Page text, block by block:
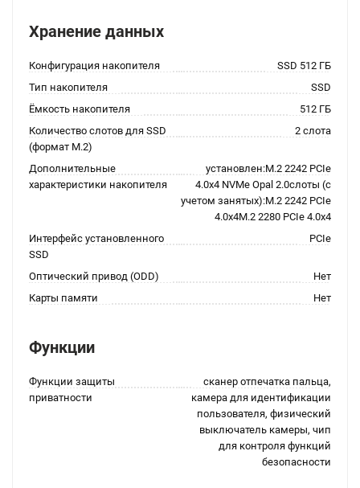
Хранение данных
Конфигурация накопителя
SSD 512 ГБ
Тип накопителя
SSD
Ёмкость накопителя
512 ГБ
Количество слотов для SSD
(формат M.2)
2 слота
Дополнительные
характеристики накопителя
установлен:M.2 2242 PCIe
4.0x4 NVMe Opal 2.0слоты (с
учетом занятых):M.2 2242 PCIe
4.0x4M.2 2280 PCIe 4.0x4
Интерфейс установленного
SSD
PCIe
Оптический привод (ODD)
Нет
Карты памяти
Нет
Функции
Функции защиты
приватности
сканер отпечатка пальца,
камера для идентификации
пользователя, физический
выключатель камеры, чип
для контроля функций
безопасности